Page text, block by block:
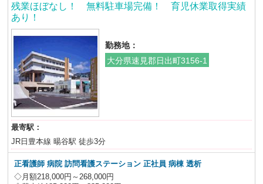
残業ほぼなし！ 無料駐車場完備！ 育児休業取得実績
あり！
勤務地：
大分県速見郡日出町3156-1
最寄駅：
JR日豊本線 暘谷駅 徒歩3分
正看護師 病院 訪問看護ステーション正社員 病棟 透析
◇月額218,000円～268,000円